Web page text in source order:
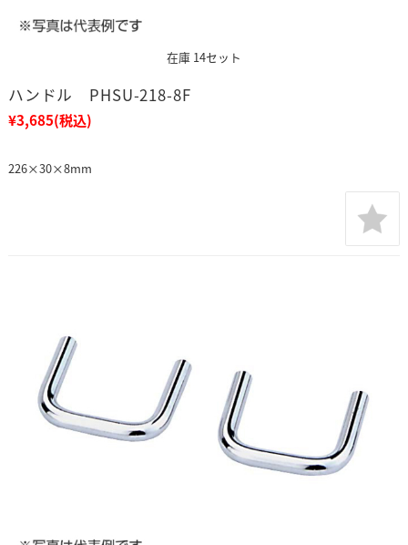
在庫 14セット
ハンドル PHSU-218-8F
¥3,685(税込)
226×30×8mm